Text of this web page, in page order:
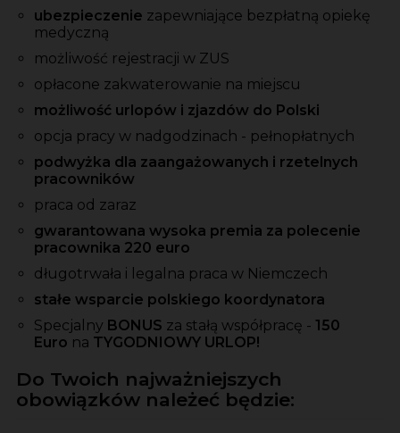
ubezpieczenie zapewniające bezpłatną opiekę
medyczną
możliwość rejestracji w ZUS
opłacone zakwaterowanie na miejscu
możliwość urlopów i zjazdów do Polski
opcja pracy w nadgodzinach - pełnopłatnych
podwyżka dla zaangażowanych i rzetelnych
pracowników
praca od zaraz
gwarantowana wysoka premia za polecenie
pracownika 220 euro
długotrwała i legalna praca w Niemczech
stałe wsparcie polskiego koordynatora
Specjalny BONUS za stałą współpracę - 150
Euro na TYGODNIOWY URLOP!
Do Twoich najważniejszych
obowiązków należeć będzie: